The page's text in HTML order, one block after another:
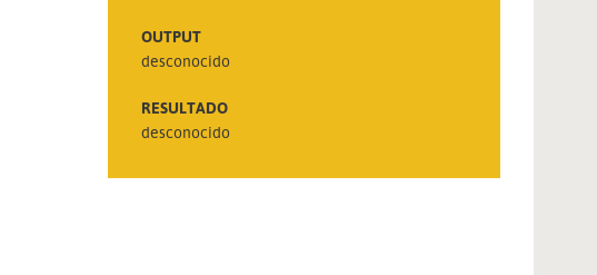
OUTPUT
desconocido
RESULTADO
desconocido